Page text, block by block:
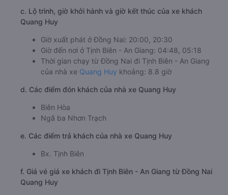
c. Lộ trình, giờ khởi hành và giờ kết thúc của xe khách
Quang Huy
Giờ xuất phát ở Đồng Nai: 20:00, 20:30
Giờ đến nơi ở Tịnh Biên - An Giang: 04:48, 05:18
Thời gian chạy từ Đồng Nai đi Tịnh Biên - An Giang
của nhà xe Quang Huy khoảng: 8.8 giờ
d. Các điểm đón khách của nhà xe Quang Huy
Biên Hòa
Ngã ba Nhơn Trạch
e. Các điểm trả khách của nhà xe Quang Huy
Bx. Tịnh Biên
f. Giá vé giá xe khách đi Tịnh Biên - An Giang từ Đồng Nai
Quang Huy